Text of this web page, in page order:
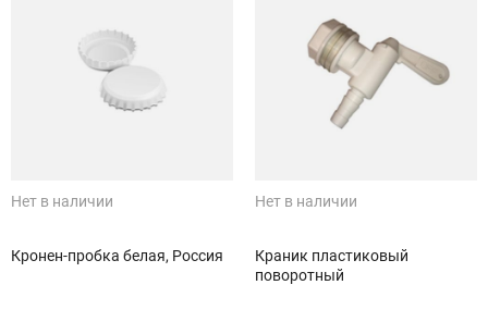
Нет в наличии
Кронен-пробка белая, Россия
Нет в наличии
Краник пластиковый
поворотный